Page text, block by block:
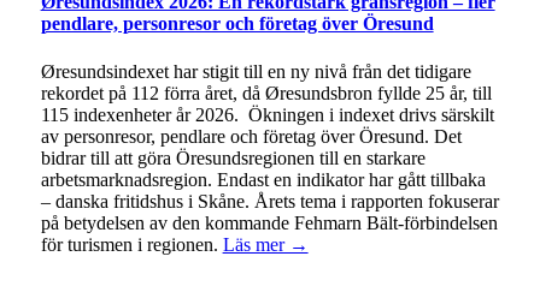
pendlare, personresor och företag över Öresund
Øresundsindexet har stigit till en ny nivå från det tidigare
rekordet på 112 förra året, då Øresundsbron fyllde 25 år, till
115 indexenheter år 2026. Ökningen i indexet drivs särskilt
av personresor, pendlare och företag över Öresund. Det
bidrar till att göra Öresundsregionen till en starkare
arbetsmarknadsregion. Endast en indikator har gått tillbaka
– danska fritidshus i Skåne. Årets tema i rapporten fokuserar
på betydelsen av den kommande Fehmarn Bält-förbindelsen
för turismen i regionen. Läs mer →